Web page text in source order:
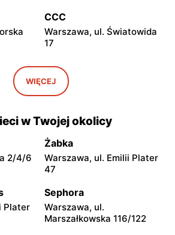
CCC
Warszawa, ul. Światowida
17
CCC
Warszawa, ul. Kazimierza
Szpotańskiego 4
25
CCC
Janki, ul. Mszczonowska 3
CCC
Legionowo, ul. Jerzego
CCC
Józefów, ul. 3 Maja 148
WIĘCEJ
w Twojej okolicy
2/4/6
Żabka
Warszawa, ul. Emilii Plater
47
Plater
Sephora
Warszawa, ul.
Marszałkowska 116/122